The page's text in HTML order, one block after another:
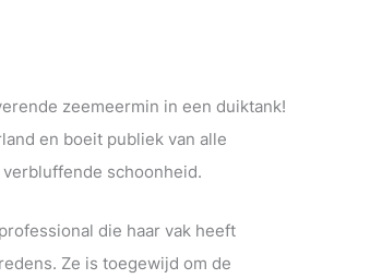
zeemeermin in een duiktank!
en boeit publiek van alle
schoonheid.
die haar vak heeft
Ze is toegewijd om de